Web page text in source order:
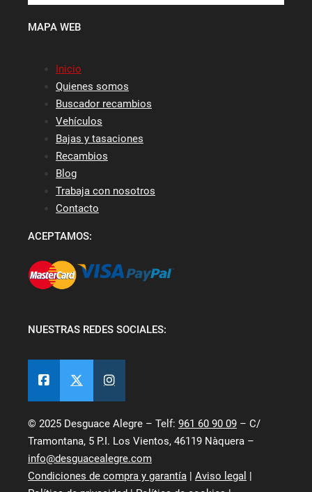
MAPA WEB
Inicio
Quienes somos
Buscador recambios
Vehículos
Bajas y tasaciones
Recambios
Blog
Trabaja con nosotros
Contacto
ACEPTAMOS:
NUESTRAS REDES SOCIALES:
© 2025 Desguace Alegre – Telf: 961 60 90 09 – C/
Tramontana, 5 P.I. Los Vientos, 46119 Nàquera –
info@desguacealegre.com
Condiciones de compra y garantía | Aviso legal |